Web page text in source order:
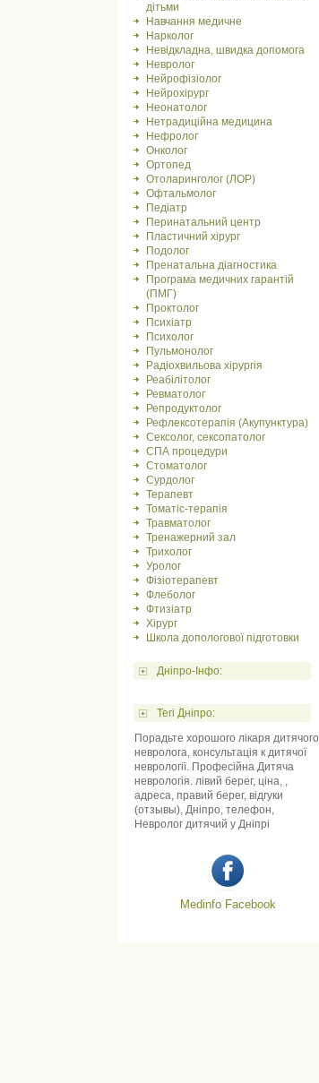
дітьми
Навчання медичне
Нарколог
Невідкладна, швидка допомога
Невролог
Нейрофізіолог
Нейрохірург
Неонатолог
Нетрадиційна медицина
Нефролог
Онколог
Ортопед
Отоларинголог (ЛОР)
Офтальмолог
Педіатр
Перинатальний центр
Пластичний хірург
Подолог
Пренатальна діагностика
Програма медичних гарантій
(ПМГ)
Проктолог
Психіатр
Психолог
Пульмонолог
Радіохвильова хірургія
Реабілітолог
Ревматолог
Репродуктолог
Рефлексотерапія (Акупунктура)
Сексолог, сексопатолог
СПА процедури
Стоматолог
Сурдолог
Терапевт
Томатіс-терапія
Травматолог
Тренажерний зал
Трихолог
Уролог
Фізіотерапевт
Флеболог
Фтизіатр
Хірург
Школа допологової підготовки
Дніпро-Інфо:
Тегі Дніпро:
Порадьте хорошого лікаря дитячого
невролога, консультація к дитячої
неврології. Професійна Дитяча
неврологія. лівий берег, ціна, ,
адреса, правий берег, відгуки
(отзывы), Дніпро, телефон,
Невролог дитячий у Дніпрі
Medinfo Facebook